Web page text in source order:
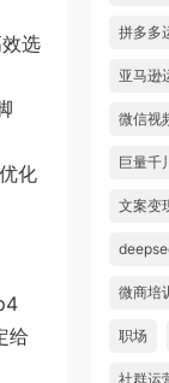
选
化
给
拼多多
亚马逊
微信视
巨量千川
文案变
微商培
职场
社群运